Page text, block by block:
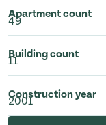
Apartment count
49
Building count
11
Construction year
2001